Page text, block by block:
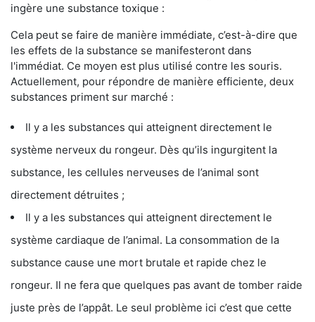
ingère une substance toxique :
Cela peut se faire de manière immédiate, c’est-à-dire que
les effets de la substance se manifesteront dans
l'immédiat. Ce moyen est plus utilisé contre les souris.
Actuellement, pour répondre de manière efficiente, deux
substances priment sur marché :
Il y a les substances qui atteignent directement le
système nerveux du rongeur. Dès qu’ils ingurgitent la
substance, les cellules nerveuses de l’animal sont
directement détruites ;
Il y a les substances qui atteignent directement le
système cardiaque de l’animal. La consommation de la
substance cause une mort brutale et rapide chez le
rongeur. Il ne fera que quelques pas avant de tomber raide
juste près de l’appât. Le seul problème ici c’est que cette